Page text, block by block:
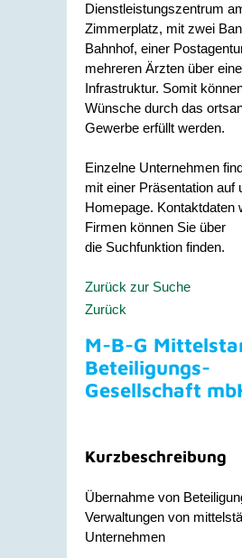
Dienstleistungszentrum
Zimmerplatz, mit zwei
Bahnhof, einer
mehreren Ärzten über
Infrastruktur. Somit
Wünsche durch das
Gewerbe erfüllt werden.
Einzelne Unternehmen
mit einer Präsentation auf
Homepage. Kontaktdaten
Firmen können Sie über
die Suchfunktion finden.
Zurück zur Suche
Zurück
M-B-G
Beteiligungs-
Gesellschaft
Kurzbeschreibung
Übernahme von
Verwaltungen von
Unternehmen